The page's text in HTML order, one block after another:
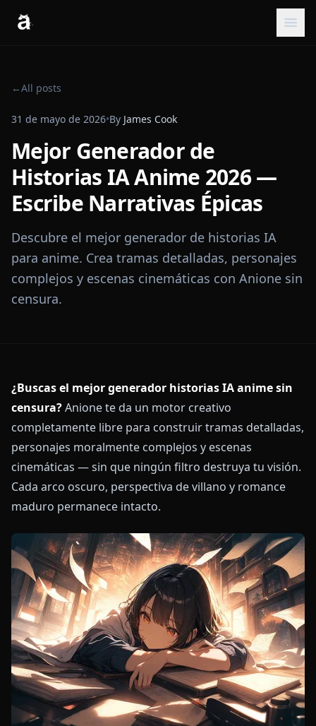
←All posts
31 de mayo de 2026•By James Cook
Mejor Generador de
Historias IA Anime 2026 —
Escribe Narrativas Épicas
Descubre el mejor generador de historias IA
para anime. Crea tramas detalladas, personajes
complejos y escenas cinemáticas con Anione sin
censura.
¿Buscas el mejor generador historias IA anime sin
censura?Anione te da un motor creativo
completamente libre para construir tramas detalladas,
personajes moralmente complejos y escenas
cinemáticas — sin que ningún filtro destruya tu visión.
Cada arco oscuro, perspectiva de villano y romance
maduro permanece intacto.